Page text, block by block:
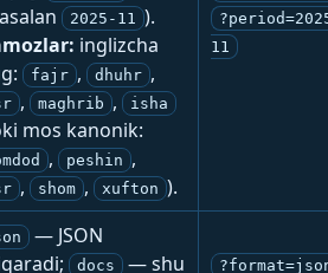
2025-11 ).
inglizcha
fajr , dhuhr ,
, maghrib , isha
mos kanonik:
, peshin ,
, shom , xufton ).
11
— JSON
docs
— shu